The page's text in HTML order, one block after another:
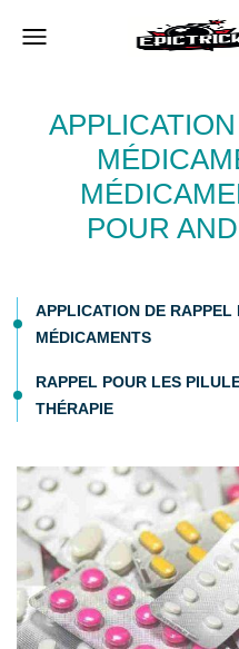
POUR
APPLICATION DE RAPPEL
MÉDICAMENTS
RAPPEL POUR LES
THÉRAPIE